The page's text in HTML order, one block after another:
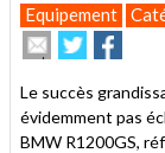
Equipement
Envoyer
cet
à
un
ami
Partager
sur
sur
Le succès
évidemment pas
BMW R1200GS,